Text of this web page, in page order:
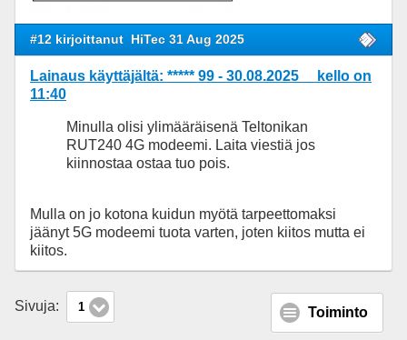
#12 kirjoittanut HiTec 31 Aug 2025
Lainaus käyttäjältä: ***** 99 - 30.08.2025 kello on
11:40
Minulla olisi ylimääräisenä Teltonikan
RUT240 4G modeemi. Laita viestiä jos
kiinnostaa ostaa tuo pois.
Mulla on jo kotona kuidun myötä tarpeettomaksi
jäänyt 5G modeemi tuota varten, joten kiitos mutta ei
kiitos.
Sivuja: 1 Toiminto